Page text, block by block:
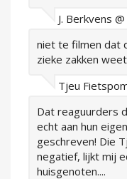
J. Berkvens
niet te filmen dat
zieke zakken
Tjeu
Dat reaguurders
echt aan hun
geschreven! Die
negatief, lijkt mij
huisgenoten....